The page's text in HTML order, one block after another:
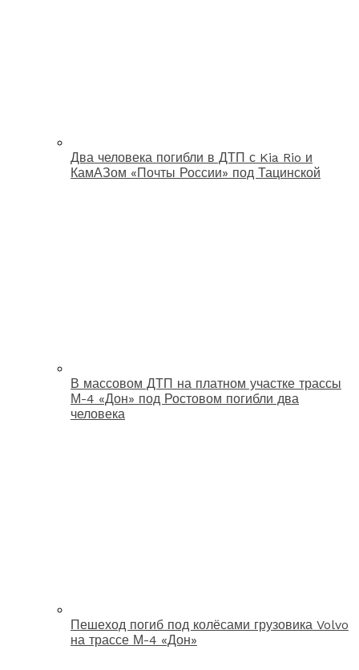
Два человека погибли в ДТП с Kia Rio и
КамАЗом «Почты России» под Тацинской
В массовом ДТП на платном участке трассы
М-4 «Дон» под Ростовом погибли два
человека
Пешеход погиб под колёсами грузовика Volvo
на трассе М-4 «Дон»